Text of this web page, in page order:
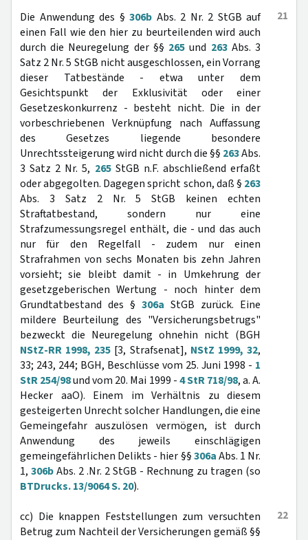
21
Die Anwendung des § 306b Abs. 2 Nr. 2 StGB auf
einen Fall wie den hier zu beurteilenden wird auch
durch die Neuregelung der §§ 265 und 263Abs. 3
Satz 2 Nr. 5 StGB nicht ausgeschlossen, ein Vorrang
dieser Tatbestände - etwa unter dem
Gesichtspunkt der Exklusivität oder einer
Gesetzeskonkurrenz - besteht nicht. Die in der
vorbeschriebenen Verknüpfung nach Auffassung
des Gesetzes liegende besondere
Unrechtssteigerung wird nicht durch die §§ 263Abs.
3 Satz 2 Nr. 5, 265StGB n.F. abschließend erfaßt
oder abgegolten. Dagegen spricht schon, daß § 263
Abs. 3 Satz 2 Nr. 5 StGB keinen echten
Straftatbestand, sondern nur eine
Strafzumessungsregel enthält, die - und das auch
nur für den Regelfall - zudem nur einen
Strafrahmen von sechs Monaten bis zehn Jahren
vorsieht; sie bleibt damit - in Umkehrung der
gesetzgeberischen Wertung - noch hinter dem
Grundtatbestand des § 306a StGB zurück. Eine
mildere Beurteilung des "Versicherungsbetrugs"
bezweckt die Neuregelung ohnehin nicht (BGH
NStZ-RR 1998, 235 [3, Strafsenat], NStZ 1999, 32,
33; 243, 244; BGH, Beschlüsse vom 25. Juni 1998 - 1
StR 254/98und vom 20. Mai 1999 -4 StR 718/98, a. A.
Hecker aaO). Einem im Verhältnis zu diesem
gesteigerten Unrecht solcher Handlungen, die eine
Gemeingefahr auszulösen vermögen, ist durch
Anwendung des jeweils einschlägigen
gemeingefährlichen Delikts - hier §§306aAbs. 1 Nr.
1, 306bAbs. 2 .Nr. 2 StGB - Rechnung zu tragen (so
BTDrucks. 13/9064 S. 20).
22
cc) Die knappen Feststellungen zum versuchten
Betrug zum Nachteil der Versicherungen gemäß §§